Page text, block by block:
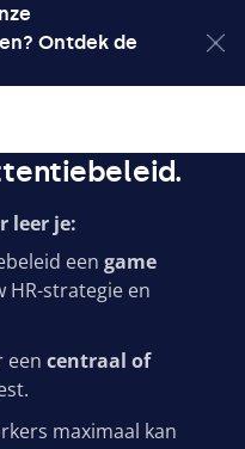
Ontdek de
leer je:
een game
HR-strategie en
een centraal of
maximaal kan